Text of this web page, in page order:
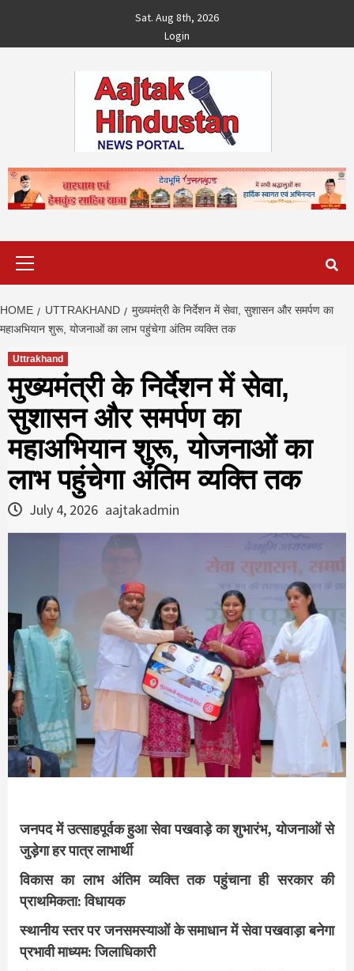
content
Sat. Aug 8th, 2026
Login
HOME UTTRAKHAND
मुख्यमंत्री के निर्देशन में सेवा, सुशासन और समर्पण का
महाअभियान शुरू, योजनाओं का लाभ पहुंचेगा अंतिम व्यक्ति तक
Uttrakhand
मुख्यमंत्री के निर्देशन में सेवा,
सुशासन और समर्पण का
महाअभियान शुरू, योजनाओं का
लाभ पहुंचेगा अंतिम व्यक्ति तक
July 4, 2026 aajtakadmin
जनपद में उत्साहपूर्वक हुआ सेवा पखवाड़े का शुभारंभ, योजनाओं से
जुड़ेगा हर पात्र लाभार्थी
विकास का लाभ अंतिम व्यक्ति तक पहुंचाना ही सरकार की
प्राथमिकता: विधायक
स्थानीय स्तर पर जनसमस्याओं के समाधान में सेवा पखवाड़ा बनेगा
प्रभावी माध्यम: जिलाधिकारी